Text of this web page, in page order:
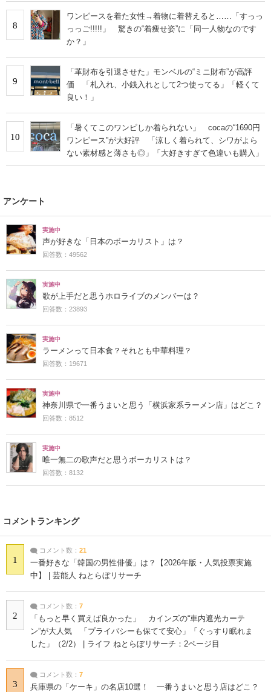
8
ワンピースを着た女性→着物に着替えると……「すっっ
っっご!!!!!」 驚きの“着痩せ姿”に「同一人物なのです
か？」
9
「革財布を引退させた」モンベルの“ミニ財布”が高評
価 「札入れ、小銭入れとして2つ使ってる」「軽くて
良い！」
10
「暑くてこのワンピしか着られない」 cocaの“1690円
ワンピース”が大好評 「涼しく着られて、シワがよら
ない素材感と薄さも◎」「大好きすぎて色違いも購入」
アンケート
実施中
声が好きな「日本のボーカリスト」は？
回答数：49562
実施中
歌が上手だと思うホロライブのメンバーは？
回答数：23893
実施中
ラーメンって日本食？それとも中華料理？
回答数：19671
実施中
神奈川県で一番うまいと思う「横浜家系ラーメン店」はどこ？
回答数：8512
実施中
唯一無二の歌声だと思うボーカリストは？
回答数：8132
コメントランキング
1
コメント数： 21
一番好きな「韓国の男性俳優」は？【2026年版・人気投票実施
中】 | 芸能人 ねとらぼリサーチ
2
コメント数： 7
「もっと早く買えば良かった」 カインズの“車内遮光カーテ
ン”が大人気 「プライバシーも保てて安心」「ぐっすり眠れま
した」（2/2） | ライフ ねとらぼリサーチ：2ページ目
3
コメント数： 7
兵庫県の「ケーキ」の名店10選！ 一番うまいと思う店はどこ？